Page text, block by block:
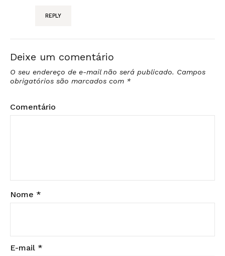
REPLY
Deixe um comentário
O seu endereço de e-mail não será publicado. Campos
obrigatórios são marcados com *
Comentário
Nome *
E-mail *